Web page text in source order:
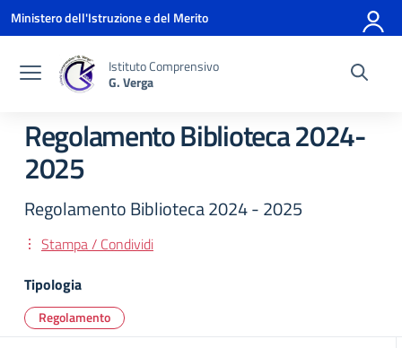
Vai ai contenuti
Vai al menu di navigazione
Vai al footer
Ministero dell'Istruzione e del Merito
Istituto Comprensivo
G. Verga
Regolamento Biblioteca 2024-
2025
Regolamento Biblioteca 2024 - 2025
Stampa / Condividi
Tipologia
Regolamento